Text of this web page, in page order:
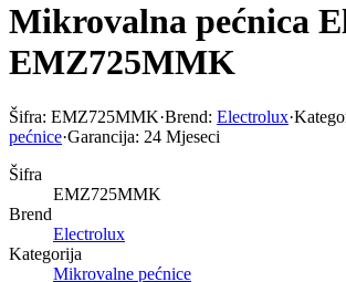
Mikrovalna pećnica
EMZ725MMK
Šifra: EMZ725MMK·Brend: Electrolux·
pećnice·Garancija: 24 Mjeseci
Šifra
EMZ725MMK
Brend
Electrolux
Kategorija
Mikrovalne pećnice